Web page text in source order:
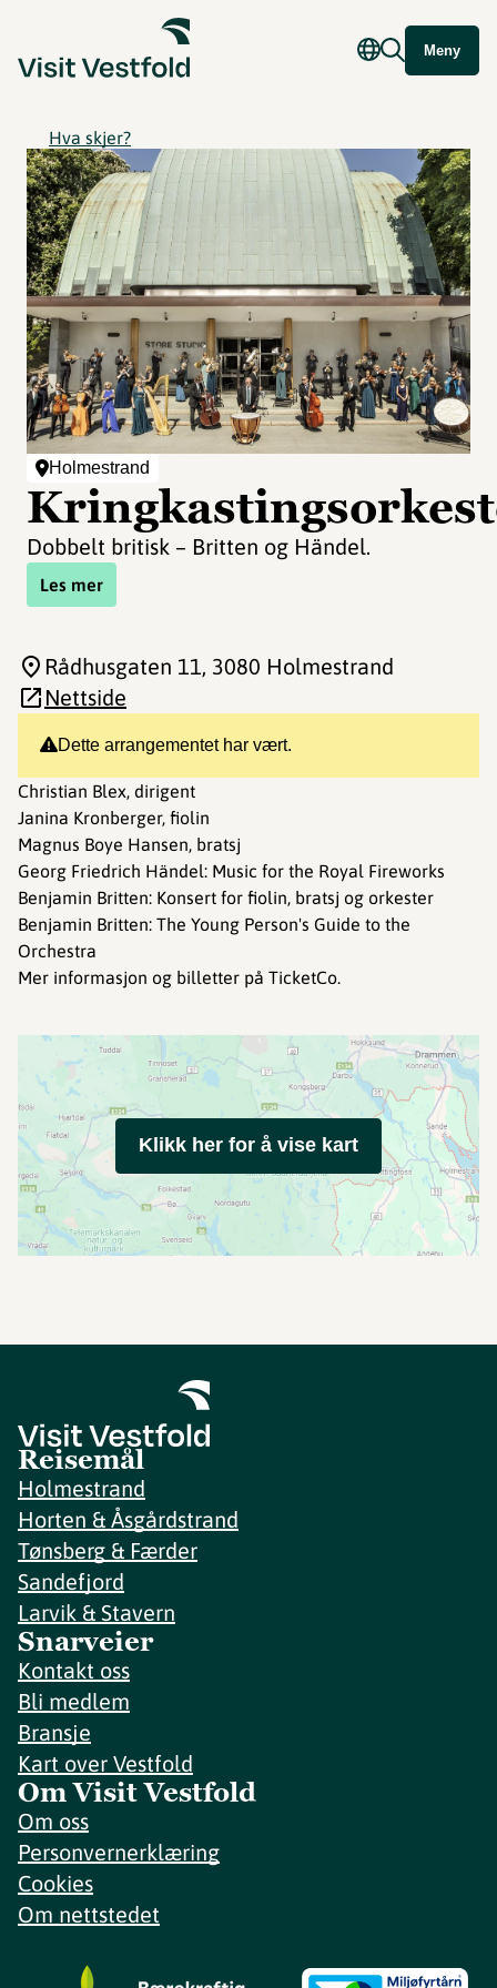
Meny
Hva skjer?
Holmestrand
Dobbelt britisk – Britten og Händel.
Les mer
Dette arrangementet har vært.
Christian Blex, dirigent
Janina Kronberger, fiolin
Magnus Boye Hansen, bratsj
Georg Friedrich Händel: Music for the Royal Fireworks
Benjamin Britten: Konsert for fiolin, bratsj og orkester
Benjamin Britten: The Young Person's Guide to the
Orchestra
Mer informasjon og billetter på TicketCo.
Rådhusgaten 11, 3080 Holmestrand
Nettside
Klikk her for å vise kart
Reisemål
Holmestrand
Horten & Åsgårdstrand
Tønsberg & Færder
Sandefjord
Larvik & Stavern
Snarveier
Kontakt oss
Bli medlem
Bransje
Kart over Vestfold
Om Visit Vestfold
Om oss
Personvernerklæring
Cookies
Om nettstedet